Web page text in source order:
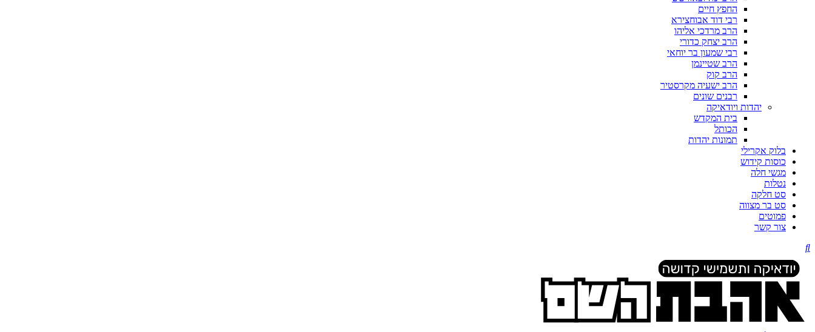
החפץ חיים
רבי דוד אבוחצירא
הרב מרדכי אליהו
הרב יצחק כדורי
רבי שמעון בר יוחאי
הרב שטיינמן
הרב קוק
הרב ישעיה מקרסטיר
רבנים שונים
יהדות ויודאיקה
בית המקדש
הכותל
תמונות יהדות
בלוק אקרילי
כוסות קידוש
מגשי חלה
נטלות
סט חלקה
סט בר מצווה
פמוטים
צור קשר